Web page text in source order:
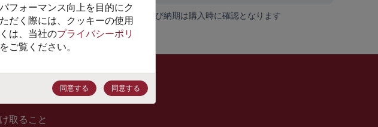
価格、在庫状況および納期は購入時に確認となります
取ること
フォーマンス向上を目的にク
だく際には、クッキーの使用
は、当社のプライバシーポリ
をご覧ください。
同意する 同意する